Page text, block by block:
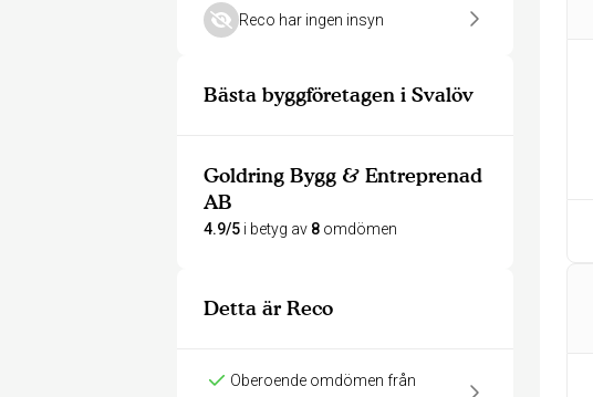
Reco har ingen insyn
Bästa byggföretagen i Svalöv
Goldring Bygg & Entreprenad
AB
4.9/5 i betyg av 8 omdömen
Detta är Reco
Oberoende omdömen från